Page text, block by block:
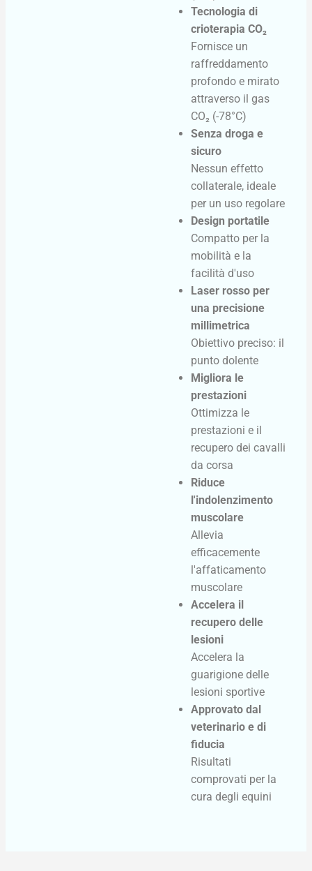
Tecnologia di
crioterapia CO₂
Fornisce un
raffreddamento
profondo e mirato
attraverso il gas
CO₂ (-78°C)
Senza droga e
sicuro
Nessun effetto
collaterale, ideale
per un uso regolare
Design portatile
Compatto per la
mobilità e la
facilità d'uso
Laser rosso per
una precisione
millimetrica
Obiettivo preciso: il
punto dolente
Migliora le
prestazioni
Ottimizza le
prestazioni e il
recupero dei cavalli
da corsa
Riduce
l'indolenzimento
muscolare
Allevia
efficacemente
l'affaticamento
muscolare
Accelera il
recupero delle
lesioni
Accelera la
guarigione delle
lesioni sportive
Approvato dal
veterinario e di
fiducia
Risultati
comprovati per la
cura degli equini